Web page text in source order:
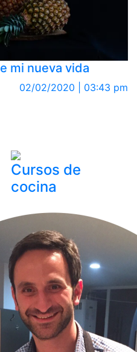
mi nueva vida
02/02/2020 | 03:43 pm
Cursos de
cocina